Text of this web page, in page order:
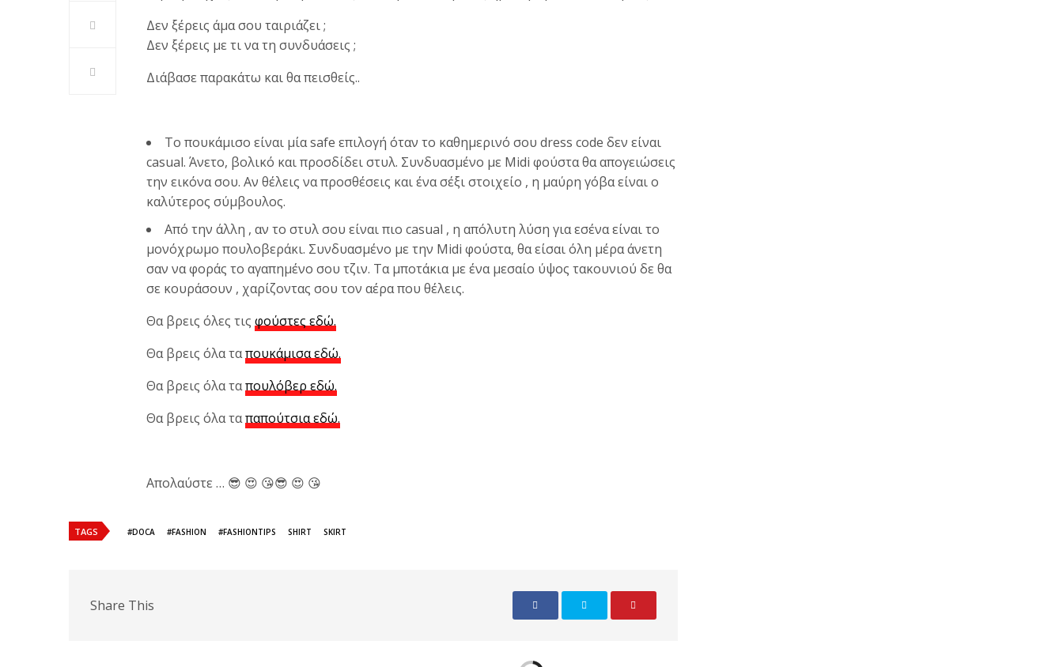
Δεν ξέρεις άμα σου ταιριάζει ;
Δεν ξέρεις με τι να τη συνδυάσεις ;
Διάβασε παρακάτω και θα πεισθείς..
Το πουκάμισο είναι μία safe επιλογή όταν το καθημερινό σου dress code δεν είναι
casual. Άνετο, βολικό και προσδίδει στυλ. Συνδυασμένο με Midi φούστα θα απογειώσεις
την εικόνα σου. Αν θέλεις να προσθέσεις και ένα σέξι στοιχείο , η μαύρη γόβα είναι ο
καλύτερος σύμβουλος.
Από την άλλη , αν το στυλ σου είναι πιο casual , η απόλυτη λύση για εσένα είναι το
μονόχρωμο πουλοβεράκι. Συνδυασμένο με την Midi φούστα, θα είσαι όλη μέρα άνετη
σαν να φοράς το αγαπημένο σου τζιν. Τα μποτάκια με ένα μεσαίο ύψος τακουνιού δε θα
σε κουράσουν , χαρίζοντας σου τον αέρα που θέλεις.
Θα βρεις όλες τιςφούστες εδώ.
Θα βρεις όλα ταπουκάμισα εδώ.
Θα βρεις όλα ταπουλόβερ εδώ.
Θα βρεις όλα ταπαπούτσια εδώ.
Απολαύστε … 😎 😍 😘😎 😍 😘
TAGS #DOCA #FASHION #FASHIONTIPS SHIRT SKIRT
Share This